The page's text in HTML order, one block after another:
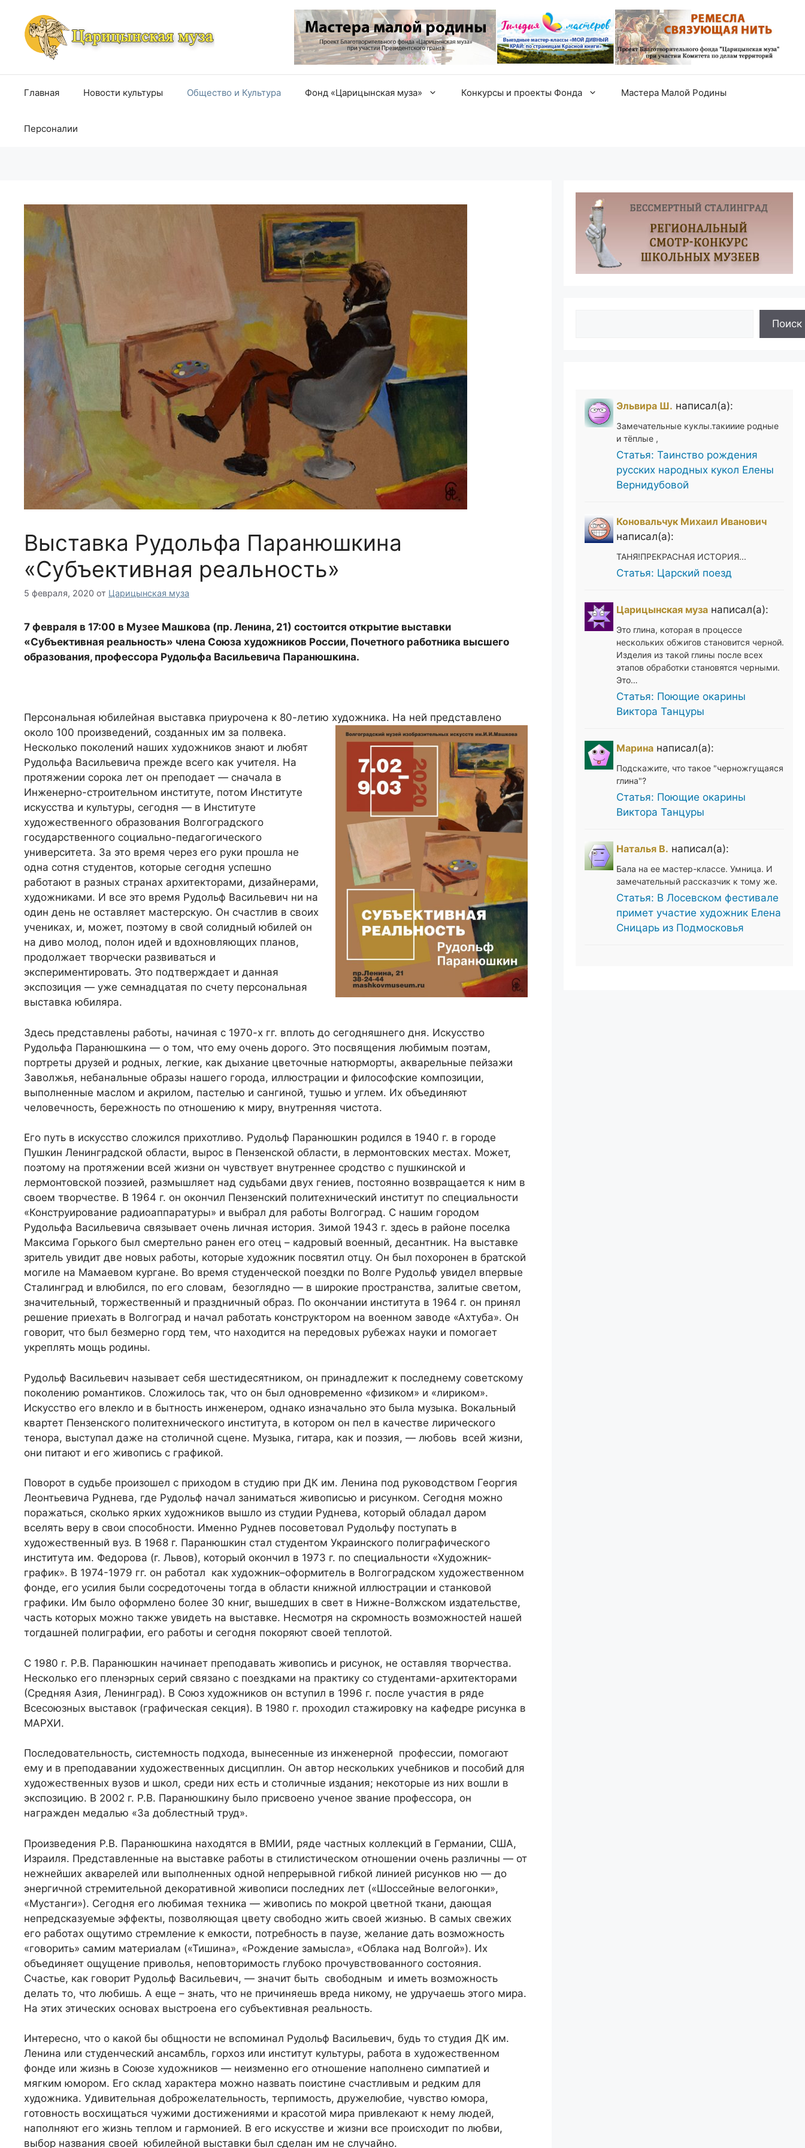
содержимому
Главная Новости культуры Общество и Культура Фонд «Царицынская муза» Конкурсы и проекты Фонда Мастера Малой Родины
Персоналии
Выставка Рудольфа Паранюшкина
«Субъективная реальность»
5 февраля, 2020 от Царицынская муза
7 февраля в 17:00 в Музее Машкова (пр. Ленина, 21) состоится открытие выставки
«Субъективная реальность» члена Союза художников России, Почетного работника высшего
образования, профессора Рудольфа Васильевича Паранюшкина.
Персональная юбилейная выставка приурочена к 80-летию художника. На ней представлено
около 100 произведений, созданных им за полвека.
Несколько поколений наших художников знают и любят
Рудольфа Васильевича прежде всего как учителя. На
протяжении сорока лет он преподает — сначала в
Инженерно-строительном институте, потом Институте
искусства и культуры, сегодня — в Институте
художественного образования Волгоградского
государственного социально-педагогического
университета. За это время через его руки прошла не
одна сотня студентов, которые сегодня успешно
работают в разных странах архитекторами, дизайнерами,
художниками. И все это время Рудольф Васильевич ни на
один день не оставляет мастерскую. Он счастлив в своих
учениках, и, может, поэтому в свой солидный юбилей он
на диво молод, полон идей и вдохновляющих планов,
продолжает творчески развиваться и
экспериментировать. Это подтверждает и данная
экспозиция — уже семнадцатая по счету персональная
выставка юбиляра.
Здесь представлены работы, начиная с 1970-х гг. вплоть до сегодняшнего дня. Искусство
Рудольфа Паранюшкина — о том, что ему очень дорого. Это посвящения любимым поэтам,
портреты друзей и родных, легкие, как дыхание цветочные натюрморты, акварельные пейзажи
Заволжья, небанальные образы нашего города, иллюстрации и философские композиции,
выполненные маслом и акрилом, пастелью и сангиной, тушью и углем. Их объединяют
человечность, бережность по отношению к миру, внутренняя чистота.
Его путь в искусство сложился прихотливо. Рудольф Паранюшкин родился в 1940 г. в городе
Пушкин Ленинградской области, вырос в Пензенской области, в лермонтовских местах. Может,
поэтому на протяжении всей жизни он чувствует внутреннее сродство с пушкинской и
лермонтовской поэзией, размышляет над судьбами двух гениев, постоянно возвращается к ним в
своем творчестве. В 1964 г. он окончил Пензенский политехнический институт по специальности
«Конструирование радиоаппаратуры» и выбрал для работы Волгоград. С нашим городом
Рудольфа Васильевича связывает очень личная история. Зимой 1943 г. здесь в районе поселка
Максима Горького был смертельно ранен его отец – кадровый военный, десантник. На выставке
зритель увидит две новых работы, которые художник посвятил отцу. Он был похоронен в братской
могиле на Мамаевом кургане. Во время студенческой поездки по Волге Рудольф увидел впервые
Сталинград и влюбился, по его словам, безоглядно — в широкие пространства, залитые светом,
значительный, торжественный и праздничный образ. По окончании института в 1964 г. он принял
решение приехать в Волгоград и начал работать конструктором на военном заводе «Ахтуба». Он
говорит, что был безмерно горд тем, что находится на передовых рубежах науки и помогает
укреплять мощь родины.
Рудольф Васильевич называет себя шестидесятником, он принадлежит к последнему советскому
поколению романтиков. Сложилось так, что он был одновременно «физиком» и «лириком».
Искусство его влекло и в бытность инженером, однако изначально это была музыка. Вокальный
квартет Пензенского политехнического института, в котором он пел в качестве лирического
тенора, выступал даже на столичной сцене. Музыка, гитара, как и поэзия, — любовь всей жизни,
они питают и его живопись с графикой.
Поворот в судьбе произошел с приходом в студию при ДК им. Ленина под руководством Георгия
Леонтьевича Руднева, где Рудольф начал заниматься живописью и рисунком. Сегодня можно
поражаться, сколько ярких художников вышло из студии Руднева, который обладал даром
вселять веру в свои способности. Именно Руднев посоветовал Рудольфу поступать в
художественный вуз. В 1968 г. Паранюшкин стал студентом Украинского полиграфического
института им. Федорова (г. Львов), который окончил в 1973 г. по специальности «Художник-
график». В 1974-1979 гг. он работал как художник–оформитель в Волгоградском художественном
фонде, его усилия были сосредоточены тогда в области книжной иллюстрации и станковой
графики. Им было оформлено более 30 книг, вышедших в свет в Нижне-Волжском издательстве,
часть которых можно также увидеть на выставке. Несмотря на скромность возможностей нашей
тогдашней полиграфии, его работы и сегодня покоряют своей теплотой.
С 1980 г. Р.В. Паранюшкин начинает преподавать живопись и рисунок, не оставляя творчества.
Несколько его пленэрных серий связано с поездками на практику со студентами-архитекторами
(Средняя Азия, Ленинград). В Союз художников он вступил в 1996 г. после участия в ряде
Всесоюзных выставок (графическая секция). В 1980 г. проходил стажировку на кафедре рисунка в
МАРХИ.
Последовательность, системность подхода, вынесенные из инженерной профессии, помогают
ему и в преподавании художественных дисциплин. Он автор нескольких учебников и пособий для
художественных вузов и школ, среди них есть и столичные издания; некоторые из них вошли в
экспозицию. В 2002 г. Р.В. Паранюшкину было присвоено ученое звание профессора, он
награжден медалью «За доблестный труд».
Произведения Р.В. Паранюшкина находятся в ВМИИ, ряде частных коллекций в Германии, США,
Израиля. Представленные на выставке работы в стилистическом отношении очень различны — от
нежнейших акварелей или выполненных одной непрерывной гибкой линией рисунков ню — до
энергичной стремительной декоративной живописи последних лет («Шоссейные велогонки»,
«Мустанги»). Сегодня его любимая техника — живопись по мокрой цветной ткани, дающая
непредсказуемые эффекты, позволяющая цвету свободно жить своей жизнью. В самых свежих
его работах ощутимо стремление к емкости, потребность в паузе, желание дать возможность
«говорить» самим материалам («Тишина», «Рождение замысла», «Облака над Волгой»). Их
объединяет ощущение приволья, неповторимость глубоко прочувствованного состояния.
Счастье, как говорит Рудольф Васильевич, — значит быть свободным и иметь возможность
делать то, что любишь. А еще – знать, что не причиняешь вреда никому, не удручаешь этого мира.
На этих этических основах выстроена его субъективная реальность.
Интересно, что о какой бы общности не вспоминал Рудольф Васильевич, будь то студия ДК им.
Ленина или студенческий ансамбль, горхоз или институт культуры, работа в художественном
фонде или жизнь в Союзе художников — неизменно его отношение наполнено симпатией и
мягким юмором. Его склад характера можно назвать поистине счастливым и редким для
художника. Удивительная доброжелательность, терпимость, дружелюбие, чувство юмора,
готовность восхищаться чужими достижениями и красотой мира привлекают к нему людей,
наполняют его жизнь теплом и гармонией. В его искусстве и жизни все происходит по любви,
выбор названия своей юбилейной выставки был сделан им не случайно.
Поиск
Эльвира Ш. написал(а):
Замечательные куклы.такииие родные
и тёплые ,
Статья: Таинство рождения
русских народных кукол Елены
Вернидубовой
Коновальчук Михаил Иванович
написал(а):
ТАНЯ!ПРЕКРАСНАЯ ИСТОРИЯ...
Статья: Царский поезд
Царицынская музанаписал(а):
Это глина, которая в процессе
нескольких обжигов становится черной.
Изделия из такой глины после всех
этапов обработки становятся черными.
Это…
Статья: Поющие окарины
Виктора Танцуры
Маринанаписал(а):
Подскажите, что такое "черножгущаяся
глина"?
Статья: Поющие окарины
Виктора Танцуры
Наталья В. написал(а):
Бала на ее мастер-классе. Умница. И
замечательный рассказчик к тому же.
Статья: В Лосевском фестивале
примет участие художник Елена
Сницарь из Подмосковья